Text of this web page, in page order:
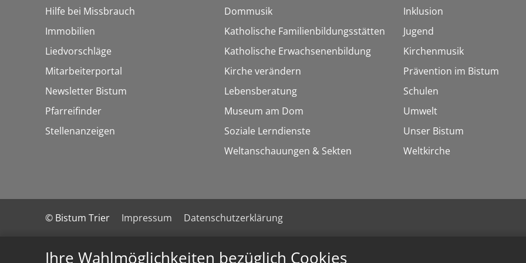
Ihre Wahlmöglichkeiten bezüglich Cookies
Hilfe bei Missbrauch
Immobilien
Liedvorschläge
Mitarbeiterportal
Newsletter Bistum
Pfarreifinder
Stellenanzeigen
Dommusik
Katholische Familienbildungsstätten
Katholische Erwachsenenbildung
Kirche verändern
Lebensberatung
Museum am Dom
Soziale Lerndienste
Weltanschauungen & Sekten
Inklusion
Jugend
Kirchenmusik
Prävention im Bistum
Schulen
Umwelt
Unser Bistum
Weltkirche
© Bistum Trier Impressum Datenschutzerklärung